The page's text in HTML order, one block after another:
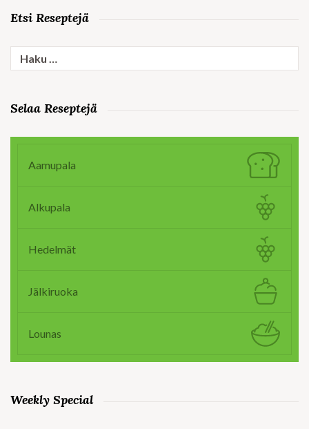
Etsi Reseptejä
Selaa Reseptejä
Aamupala
Alkupala
Hedelmät
Jälkiruoka
Lounas
Weekly Special